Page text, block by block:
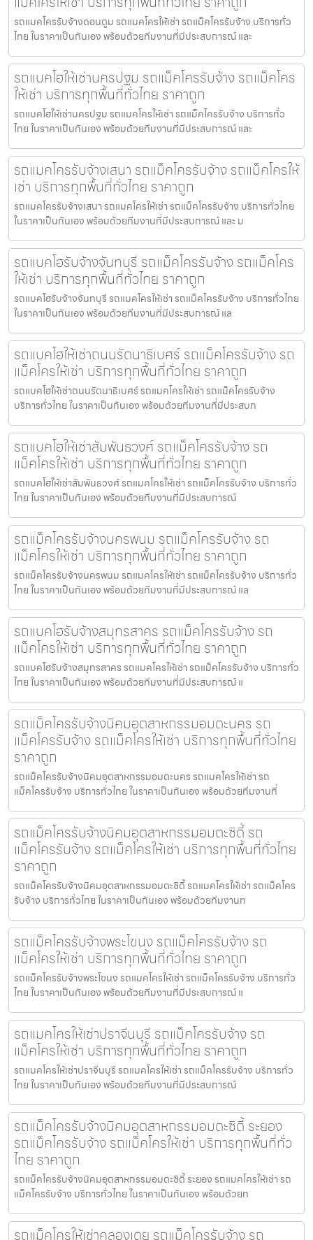
รถแมคโครรับจ้างดอนตูม รถแมคโครให้เช่า รถแม็คโครรับจ้าง บริการทั่ว
ไทย ในราคาเป็นกันเอง พร้อมด้วยทีมงานที่มีประสบการณ์ และ
รถแบคโฮให้เช่านครปฐม รถแม็คโครรับจ้าง รถแม็คโคร
ให้เช่า บริการทุกพื้นที่ทั่วไทย ราคาถูก
รถแบคโฮให้เช่านครปฐม รถแมคโครให้เช่า รถแม็คโครรับจ้าง บริการทั่ว
ไทย ในราคาเป็นกันเอง พร้อมด้วยทีมงานที่มีประสบการณ์ และ
รถแมคโครรับจ้างเสนา รถแม็คโครรับจ้าง รถแม็คโครให้
เช่า บริการทุกพื้นที่ทั่วไทย ราคาถูก
รถแมคโครรับจ้างเสนา รถแมคโครให้เช่า รถแม็คโครรับจ้าง บริการทั่วไทย
ในราคาเป็นกันเอง พร้อมด้วยทีมงานที่มีประสบการณ์ และ ม
รถแบคโฮรับจ้างจันทบุรี รถแม็คโครรับจ้าง รถแม็คโคร
ให้เช่า บริการทุกพื้นที่ทั่วไทย ราคาถูก
รถแบคโฮรับจ้างจันทบุรี รถแมคโครให้เช่า รถแม็คโครรับจ้าง บริการทั่วไทย
ในราคาเป็นกันเอง พร้อมด้วยทีมงานที่มีประสบการณ์ แล
รถแบคโฮให้เช่าถนนรัตนาธิเบศร์ รถแม็คโครรับจ้าง รถ
แม็คโครให้เช่า บริการทุกพื้นที่ทั่วไทย ราคาถูก
รถแบคโฮให้เช่าถนนรัตนาธิเบศร์ รถแมคโครให้เช่า รถแม็คโครรับจ้าง
บริการทั่วไทย ในราคาเป็นกันเอง พร้อมด้วยทีมงานที่มีประสบก
รถแบคโฮให้เช่าสัมพันธวงศ์ รถแม็คโครรับจ้าง รถ
แม็คโครให้เช่า บริการทุกพื้นที่ทั่วไทย ราคาถูก
รถแบคโฮให้เช่าสัมพันธวงศ์ รถแมคโครให้เช่า รถแม็คโครรับจ้าง บริการทั่ว
ไทย ในราคาเป็นกันเอง พร้อมด้วยทีมงานที่มีประสบการณ์
รถแม็คโครรับจ้างนครพนม รถแม็คโครรับจ้าง รถ
แม็คโครให้เช่า บริการทุกพื้นที่ทั่วไทย ราคาถูก
รถแม็คโครรับจ้างนครพนม รถแมคโครให้เช่า รถแม็คโครรับจ้าง บริการทั่ว
ไทย ในราคาเป็นกันเอง พร้อมด้วยทีมงานที่มีประสบการณ์ แล
รถแบคโฮรับจ้างสมุทรสาคร รถแม็คโครรับจ้าง รถ
แม็คโครให้เช่า บริการทุกพื้นที่ทั่วไทย ราคาถูก
รถแบคโฮรับจ้างสมุทรสาคร รถแมคโครให้เช่า รถแม็คโครรับจ้าง บริการทั่ว
ไทย ในราคาเป็นกันเอง พร้อมด้วยทีมงานที่มีประสบการณ์ แ
รถแม็คโครรับจ้างนิคมอุตสาหกรรมอมตะนคร รถ
แม็คโครรับจ้าง รถแม็คโครให้เช่า บริการทุกพื้นที่ทั่วไทย
ราคาถูก
รถแม็คโครรับจ้างนิคมอุตสาหกรรมอมตะนคร รถแมคโครให้เช่า รถ
แม็คโครรับจ้าง บริการทั่วไทย ในราคาเป็นกันเอง พร้อมด้วยทีมงานที่
รถแม็คโครรับจ้างนิคมอุตสาหกรรมอมตะซิตี้ รถ
แม็คโครรับจ้าง รถแม็คโครให้เช่า บริการทุกพื้นที่ทั่วไทย
ราคาถูก
รถแม็คโครรับจ้างนิคมอุตสาหกรรมอมตะซิตี้ รถแมคโครให้เช่า รถแม็คโคร
รับจ้าง บริการทั่วไทย ในราคาเป็นกันเอง พร้อมด้วยทีมงานท
รถแม็คโครรับจ้างพระโขนง รถแม็คโครรับจ้าง รถ
แม็คโครให้เช่า บริการทุกพื้นที่ทั่วไทย ราคาถูก
รถแม็คโครรับจ้างพระโขนง รถแมคโครให้เช่า รถแม็คโครรับจ้าง บริการทั่ว
ไทย ในราคาเป็นกันเอง พร้อมด้วยทีมงานที่มีประสบการณ์ แ
รถแมคโครให้เช่าปราจีนบุรี รถแม็คโครรับจ้าง รถ
แม็คโครให้เช่า บริการทุกพื้นที่ทั่วไทย ราคาถูก
รถแมคโครให้เช่าปราจีนบุรี รถแมคโครให้เช่า รถแม็คโครรับจ้าง บริการทั่ว
ไทย ในราคาเป็นกันเอง พร้อมด้วยทีมงานที่มีประสบการณ์
รถแม็คโครรับจ้างนิคมอุตสาหกรรมอมตะซิตี้ ระยอง
รถแม็คโครรับจ้าง รถแม็คโครให้เช่า บริการทุกพื้นที่ทั่ว
ไทย ราคาถูก
รถแม็คโครรับจ้างนิคมอุตสาหกรรมอมตะซิตี้ ระยอง รถแมคโครให้เช่า รถ
แม็คโครรับจ้าง บริการทั่วไทย ในราคาเป็นกันเอง พร้อมด้วยท
รถแม็คโครให้เช่าคลองเตย รถแม็คโครรับจ้าง รถ